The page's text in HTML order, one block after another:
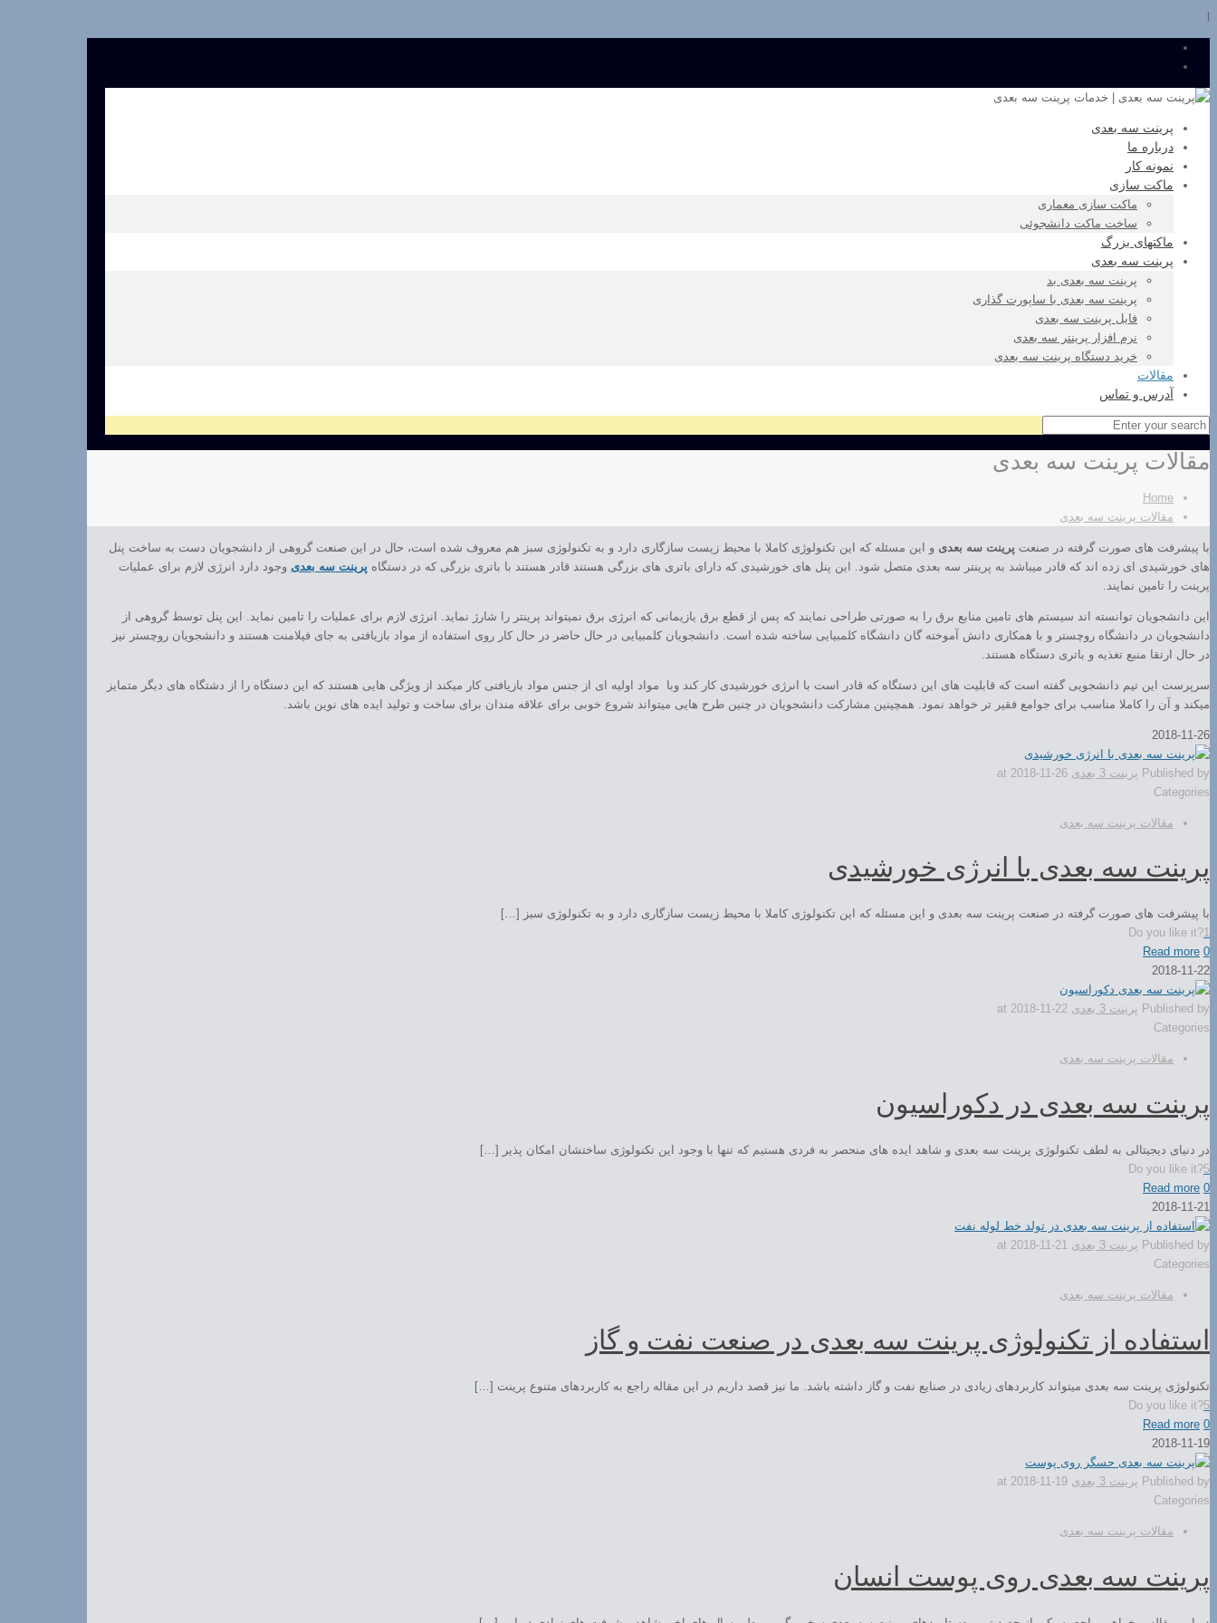
پرینت سه بعدی
درباره ما
نمونه کار
ماکت سازی
ماکت سازی معماری
ساخت ماکت دانشجوئی
ماکتهای بزرگ
پرینت سه بعدی
پرینت سه بعدی بد
پرینت سه بعدی با ساپورت گذاری
فایل پرینت سه بعدی
نرم افزار پرینتر سه بعدی
خرید دستگاه پرینت سه بعدی
مقالات
آدرس و تماس
مقالات پرینت سه بعدی
Home
مقالات پرینت سه بعدی
با پیشرفت های صورت گرفته در صنعت پرینت سه بعدی و این مسئله که این تکنولوژی کاملا با محیط زیست سازگاری دارد و به تکنولوژی سبز هم معروف شده است، حال در این صنعت گروهی از دانشجویان دست به ساخت پنل
های خورشیدی ای زده اند که قادر میباشد به پرینتر سه بعدی متصل شود. این پنل های خورشیدی که دارای باتری های بزرگی هستند قادر هستند با باتری بزرگی که در دستگاه پرینت سه بعدی وجود دارد انرژی لازم برای عملیات
پرینت را تامین نمایند.
این دانشجویان توانسته اند سیستم های تامین منابع برق را به صورتی طراحی نمایند که پس از قطع برق یازیمانی که انرژی برق نمیتواند پرینتر را شارژ نماید. انرژی لازم برای عملیات را تامین نماید. این پنل توسط گروهی از
دانشجویان در دانشگاه روچستر و با همکاری دانش آموخته گان دانشگاه کلمبیایی ساخته شده است. دانشجویان کلمبیایی در حال حاضر در حال کار روی استفاده از مواد بازیافتی به جای فیلامنت هستند و دانشجویان روچستر نیز
در حال ارتقا منبع تغذیه و باتری دستگاه هستند.
سرپرست این تیم دانشجویی گفته است که قابلیت های این دستگاه که قادر است با انرژی خورشیدی کار کند وبا مواد اولیه ای از جنس مواد بازیافتی کار میکند از ویژگی هایی هستند که این دستگاه را از دشتگاه های دیگر متمایز
میکند و آن را کاملا مناسب برای جوامع فقیر تر خواهد نمود. همچینین مشارکت دانشجویان در چنین طرح هایی میتواند شروع خوبی برای علاقه مندان برای ساخت و تولید ایده های نوین باشد.
2018-11-26
Published by پرینت 3 بعدی at 2018-11-26
Categories
مقالات پرینت سه بعدی
پرینت سه بعدی با انرژی خورشیدی
با پیشرفت های صورت گرفته در صنعت پرینت سه بعدی و این مسئله که این تکنولوژی کاملا با محیط زیست سازگاری دارد و به تکنولوژی سبز […]
Do you like it?1
0
Read more
2018-11-22
Published by پرینت 3 بعدی at 2018-11-22
Categories
مقالات پرینت سه بعدی
پرینت سه بعدی در دکوراسیون
در دنیای دیجیتالی به لطف تکنولوژی پرینت سه بعدی و شاهد ایده های منحصر به فردی هستیم که تنها با وجود این تکنولوژی ساختشان امکان پذیر […]
Do you like it?5
0
Read more
2018-11-21
Published by پرینت 3 بعدی at 2018-11-21
Categories
مقالات پرینت سه بعدی
استفاده از تکنولوژی پرینت سه بعدی در صنعت نفت و گاز
تکنولوژی پرینت سه بعدی میتواند کاربردهای زیادی در صنایع نفت و گاز داشته باشد. ما نیز قصد داریم در این مقاله راجع به کاربردهای متنوع پرینت […]
Do you like it?5
0
Read more
2018-11-19
Published by پرینت 3 بعدی at 2018-11-19
Categories
مقالات پرینت سه بعدی
پرینت سه بعدی روی پوست انسان